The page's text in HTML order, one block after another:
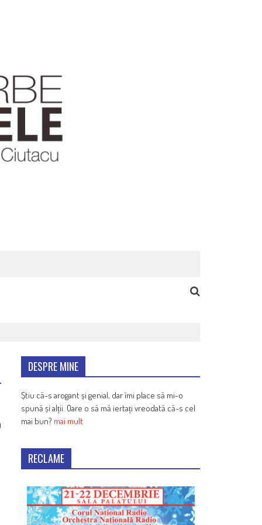
DESPRE MINE
Știu că-s arogant și genial, dar îmi place să mi-o
spună și alții. Oare o să mă iertați vreodată că-s cel
mai bun? mai mult
RECLAME